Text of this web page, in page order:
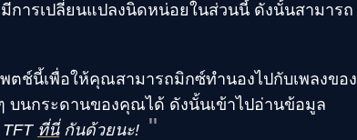
มีการเปลี่ยนแปลงนิดหน่อยในส่วนนี้ ดังนั้นสามารถ
ตช์นี้เพื่อให้คุณสามารถมิกซ์ทำนองไปกับเพลงของ
นกระดานของคุณได้ ดังนั้นเข้าไปอ่านข้อมูล
ที่นี่กันด้วยนะ!